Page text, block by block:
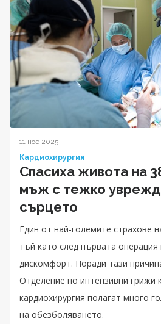
11 ное 2025
Кардиохирургия
Спасиха живота на
мъж с тежко
сърцето
Един от най-големите страхове
тъй като след първата операция
дискомфорт. Поради тази
Отделение по интензивни грижи
кардиохирургия полагат много
на обезболяването.